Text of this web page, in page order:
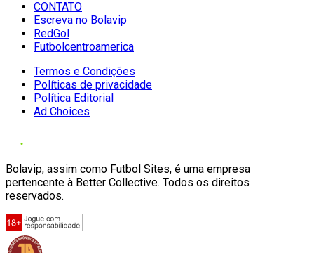
CONTATO
Escreva no Bolavip
RedGol
Futbolcentroamerica
Termos e Condições
Políticas de privacidade
Política Editorial
Ad Choices
Bolavip, assim como Futbol Sites, é uma empresa
pertencente à Better Collective. Todos os direitos
reservados.